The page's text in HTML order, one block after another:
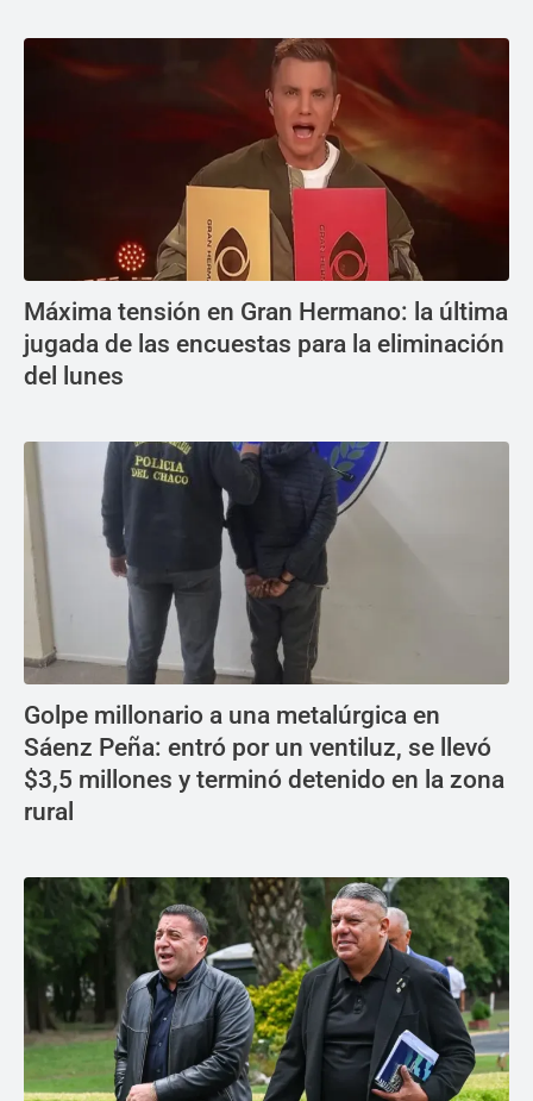
Máxima tensión en Gran Hermano: la última
jugada de las encuestas para la eliminación
del lunes
Golpe millonario a una metalúrgica en
Sáenz Peña: entró por un ventiluz, se llevó
$3,5 millones y terminó detenido en la zona
rural